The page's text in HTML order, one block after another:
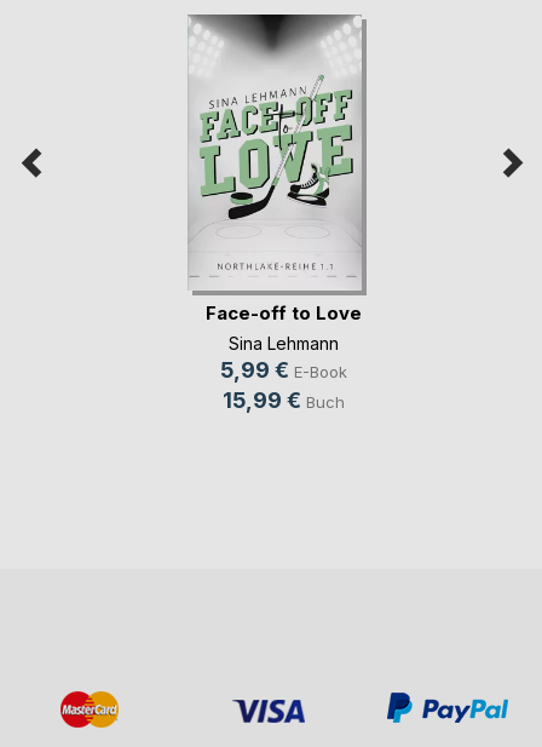
Face-off to Love
Sina Lehmann
5,99 € E-Book
15,99 € Buch